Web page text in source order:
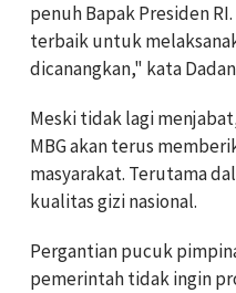
penuh Bapak Presiden
terbaik untuk
dicanangkan," kata
Meski tidak lagi
MBG akan terus
masyarakat. Terutama
kualitas gizi nasional.
Pergantian pucuk
pemerintah tidak ingin